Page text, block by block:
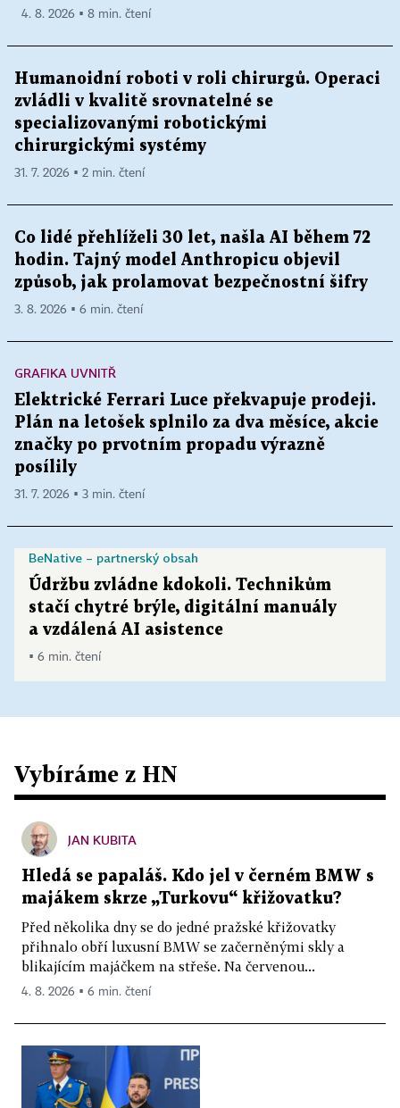
4. 8. 2026 ▪ 8 min. čtení
Humanoidní roboti v roli chirurgů. Operaci
zvládli v kvalitě srovnatelné se
specializovanými robotickými
chirurgickými systémy
31. 7. 2026 ▪ 2 min. čtení
Co lidé přehlíželi 30 let, našla AI během 72
hodin. Tajný model Anthropicu objevil
způsob, jak prolamovat bezpečnostní šifry
3. 8. 2026 ▪ 6 min. čtení
GRAFIKA UVNITŘ
Elektrické Ferrari Luce překvapuje prodeji.
Plán na letošek splnilo za dva měsíce, akcie
značky po prvotním propadu výrazně
posílily
31. 7. 2026 ▪ 3 min. čtení
BeNative – partnerský obsah
Údržbu zvládne kdokoli. Technikům
stačí chytré brýle, digitální manuály
a vzdálená AI asistence
▪ 6 min. čtení
Vybíráme z HN
JAN KUBITA
Hledá se papaláš. Kdo jel v černém BMW s
majákem skrze „Turkovu“ křižovatku?
Před několika dny se do jedné pražské křižovatky
přihnalo obří luxusní BMW se začerněnými skly a
blikajícím majáčkem na střeše. Na červenou...
4. 8. 2026 ▪ 6 min. čtení